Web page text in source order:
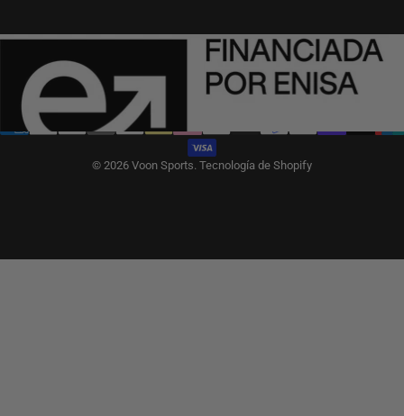
© 2026 Voon Sports. Tecnología de Shopify
Idioma
Español